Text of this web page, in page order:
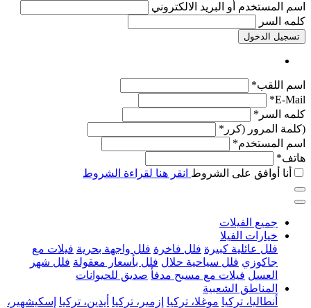
اسم المستخدم أو البريد الالكتروني
كلمه السر
تسجيل الدخول
اسم اللقب*
E-Mail*
كلمه السر*
(كلمة المرور (كرر*
اسم المستخدم*
هاتف*
أنا أوافق على الشروط انقر هنا لقراءة الشروط
جميع الفيلات
خيارات الفيلا
فلل عائلية كبيرة فلل فاخرة فلل واجهة بحرية فيلات مع
جاكوزي فلل سياحية حلال فلل بأسعار معقولة فلل شهر
العسل فيلات مع مسبح مدفأ صديق للحيوانات
المناطق الشعبية
أنطاليا، تركيا موغلا، تركيا إزمير، تركيا أيدين، تركيا إسكيشهير،